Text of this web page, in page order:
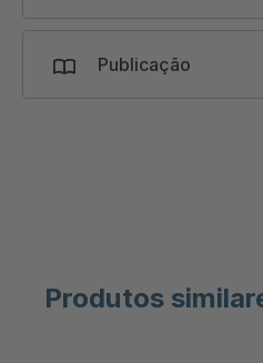
Publicação
Produtos